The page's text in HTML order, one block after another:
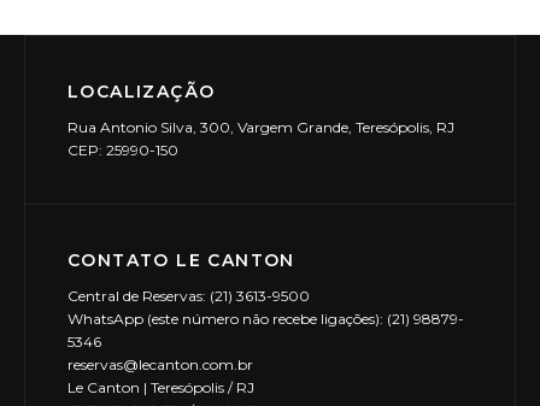
LOCALIZAÇÃO
Rua Antonio Silva, 300, Vargem Grande, Teresópolis, RJ
CEP: 25990-150
CONTATO LE CANTON
Central de Reservas: (21) 3613-9500
WhatsApp (este número não recebe ligações): (21) 98879-
5346
reservas@lecanton.com.br
Le Canton | Teresópolis / RJ